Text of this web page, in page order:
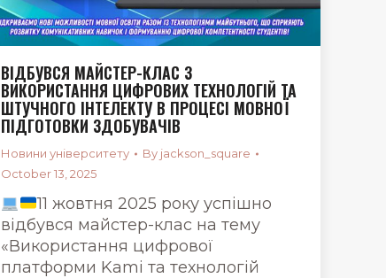
ВІДБУВСЯ МАЙСТЕР-КЛАС З
ВИКОРИСТАННЯ ЦИФРОВИХ ТЕХНОЛОГІЙ ТА
ШТУЧНОГО ІНТЕЛЕКТУ В ПРОЦЕСІ МОВНОЇ
ПІДГОТОВКИ ЗДОБУВАЧІВ
Новини університету By jackson_square
October 13, 2025
11 жовтня 2025 року успішно
відбувся майстер-клас на тему
«Використання цифрової
платформи Kami та технологій